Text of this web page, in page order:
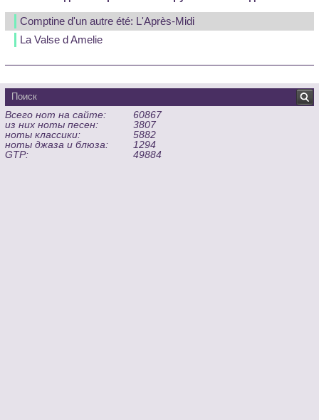
Comptine d'un autre été: L'Après-Midi
La Valse d Amelie
Всего нот на сайте:
60867
из них ноты песен:
3807
ноты классики:
5882
ноты джаза и блюза:
1294
GTP:
49884